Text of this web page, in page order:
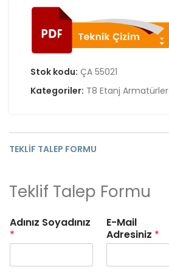
Stok kodu: ÇA 55021
Kategoriler: T8 Etanj Armatürler
TEKLIF TALEP FORMU
Teklif Talep Formu
Adınız Soyadınız
*
E-Mail
Adresiniz *